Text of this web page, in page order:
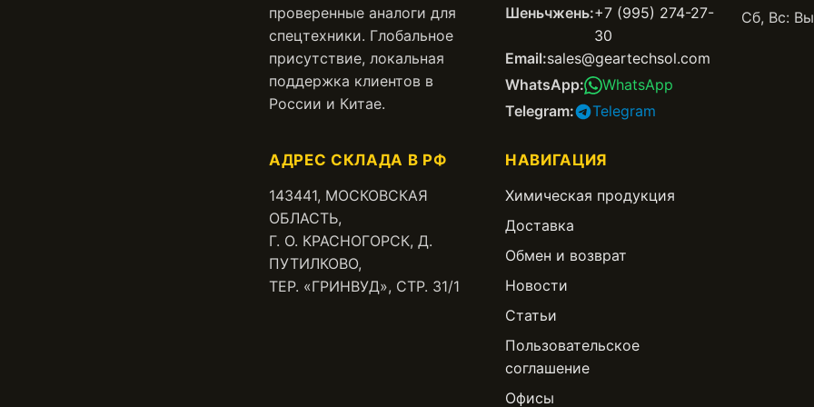
проверенные аналоги для
спецтехники. Глобальное
присутствие, локальная
поддержка клиентов в
России и Китае.
Шеньчжень:+7 (995) 274-27-
30
Email:sales@geartechsol.com
WhatsApp:
WhatsApp
Telegram:
Telegram
Сб, Вс:
АДРЕС СКЛАДА В РФ
143441, МОСКОВСКАЯ
ОБЛАСТЬ,
Г. О. КРАСНОГОРСК, Д.
ПУТИЛКОВО,
ТЕР. «ГРИНВУД», СТР. 31/1
НАВИГАЦИЯ
Химическая продукция
Доставка
Обмен и возврат
Новости
Статьи
Пользовательское
соглашение
Офисы